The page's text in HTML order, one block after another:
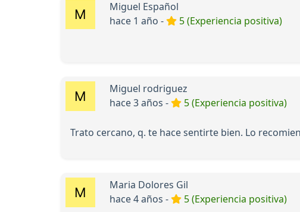
Miguel Español
hace 1 año -
5 (Experiencia positiva)
Miguel rodriguez
hace 3 años -
5 (Experiencia positiva)
Trato cercano, q. te hace sentirte bien. Lo
Maria Dolores Gil
hace 4 años -
5 (Experiencia positiva)